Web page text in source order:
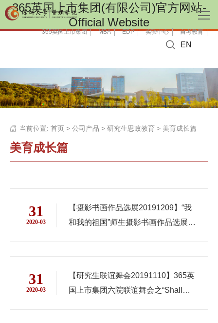
365英国上市集团(有限公司)官方网站-
Official Website
EN
365英国上市集团 MBA EDP 实验中心 自考教育
当前位置: 首页 > 公司产品 > 研究生思政教育 > 美育成长篇
美育成长篇
31
2020-03
【摄影书画作品选展20191209】“我
和我的祖国”师生摄影书画作品选展圆
31
2020-03
【研究生联谊舞会20191110】365英
国上市集团六院联谊舞会之“Shall